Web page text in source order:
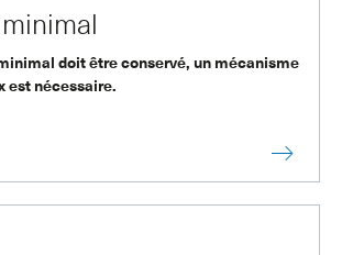
doit être conservé, un mécanisme
est nécessaire.